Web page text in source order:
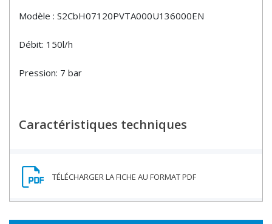
Modèle : S2CbH07120PVTA000U136000EN
Débit: 150l/h
Pression: 7 bar
Caractéristiques techniques